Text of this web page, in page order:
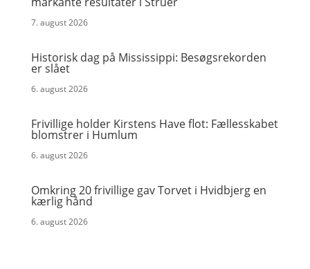
7. august 2026
Historisk dag på Mississippi: Besøgsrekorden
er slået
6. august 2026
Frivillige holder Kirstens Have flot: Fællesskabet
blomstrer i Humlum
6. august 2026
Omkring 20 frivillige gav Torvet i Hvidbjerg en
kærlig hånd
6. august 2026